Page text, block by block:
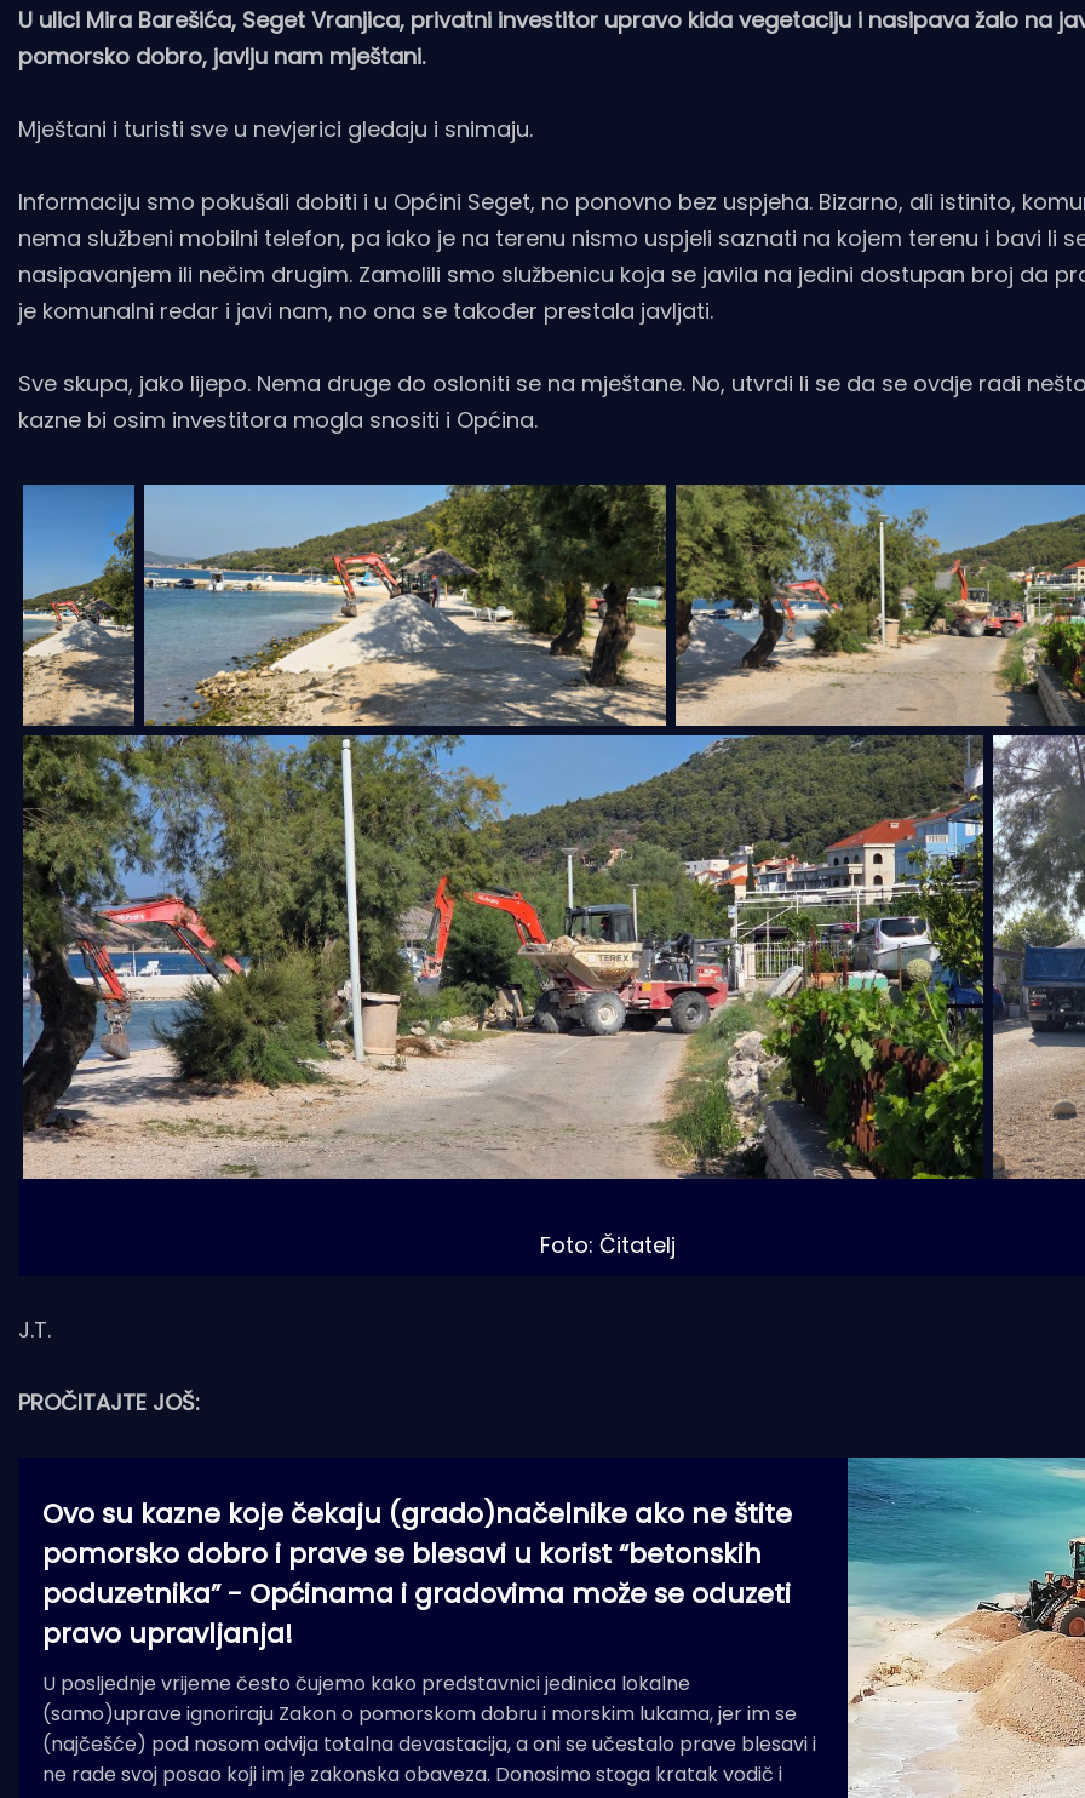
U ulici Mira Barešića, Seget Vranjica, privatni investitor upravo kida vegetaciju i nasipava žalo na
pomorsko dobro, javlju nam mještani.
Mještani i turisti sve u nevjerici gledaju i snimaju.
Informaciju smo pokušali dobiti i u Općini Seget, no ponovno bez uspjeha. Bizarno, ali istinito,
nema službeni mobilni telefon, pa iako je na terenu nismo uspjeli saznati na kojem terenu i bavi li
nasipavanjem ili nečim drugim. Zamolili smo službenicu koja se javila na jedini dostupan broj da
je komunalni redar i javi nam, no ona se također prestala javljati.
Sve skupa, jako lijepo. Nema druge do osloniti se na mještane. No, utvrdi li se da se ovdje radi
kazne bi osim investitora mogla snositi i Općina.
Foto: Čitatelj
J.T.
PROČITAJTE JOŠ:
Ovo su kazne koje čekaju (grado)načelnike ako ne štite
pomorsko dobro i prave se blesavi u korist “betonskih
poduzetnika” - Općinama i gradovima može se oduzeti
pravo upravljanja!
U posljednje vrijeme često čujemo kako predstavnici jedinica lokalne
(samo)uprave ignoriraju Zakon o pomorskom dobru i morskim lukama, jer im se
(najčešće) pod nosom odvija totalna devastacija, a oni se učestalo prave blesavi i
ne rade svoj posao koji im je zakonska obaveza. Donosimo stoga kratak vodič i